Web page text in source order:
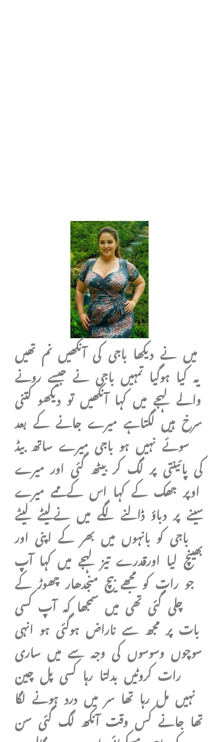
میں نے دیکھا باجی کی آنکھیں نم تھیں
یہ کیا ہوگیا تمہیں باجی نے جیسے رونے
والے لہجے میں کہا آنکھیں تو دیکھو کتنی
سرخ ہیں لگتاہے میرے جانے کے بعد
سوئے نہیں ہو باجی میرے ساتھ بیڈ
کی پائینتی پر لگ کر بیٹھ گئی اور میرے
اوپر جھک کے کہا اس کےممے میرے
سینے پر دباؤ ڈالنے لگے میں نےلیٹے لیٹے
باجی کو بانہوں میں بھر کے اپنی اور
بھینچ لیا اورقدرے تیز لہجے میں کہا آپ
جو رات کو مجھے بیچ منجدھار چھوڑ کے
چلی گئی تھی میں سمجھا کہ آپ کسی
بات پر مجھ سے ناراض ہوگئی ہو انہی
سوچوں وسوسوں کی وجہ سے میں ساری
رات کروٹیں بدلتا رہا کسی پل چین
نہیں مل رہا تھا سر میں درد ہونے لگا
تھا جانے کس وقت آنکھ لگ گئی سن